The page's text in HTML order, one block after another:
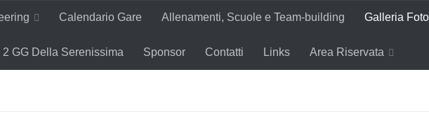
Calendario Gare Allenamenti, Scuole e Team-building Galleria
2 GG Della Serenissima Sponsor Contatti Links Area Riservata